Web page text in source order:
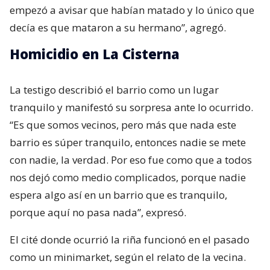
empezó a avisar que habían matado y lo único que
decía es que mataron a su hermano”, agregó.
Homicidio en La Cisterna
La testigo describió el barrio como un lugar
tranquilo y manifestó su sorpresa ante lo ocurrido.
“Es que somos vecinos, pero más que nada este
barrio es súper tranquilo, entonces nadie se mete
con nadie, la verdad. Por eso fue como que a todos
nos dejó como medio complicados, porque nadie
espera algo así en un barrio que es tranquilo,
porque aquí no pasa nada”, expresó.
El cité donde ocurrió la riña funcionó en el pasado
como un minimarket, según el relato de la vecina.